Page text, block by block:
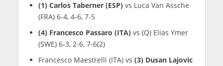
(1) Carlos Taberner (ESP)vs Luca Van Assche
(FRA) 6-4, 4-6, 7-5
(4) Francesco Passaro (ITA)vs (Q) Elias Ymer
(SWE) 6-3, 2-6, 7-6(2)
Francesco Maestrelli (ITA) vs (3) Dusan Lajovic